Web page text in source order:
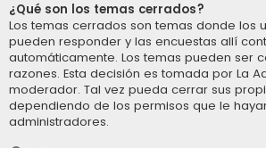
¿Qué son los temas cerrados?
Los temas cerrados son temas donde los
pueden responder y las encuestas allí
automáticamente. Los temas pueden ser
razones. Esta decisión es tomada por La
moderador. Tal vez pueda cerrar sus
dependiendo de los permisos que le
administradores.